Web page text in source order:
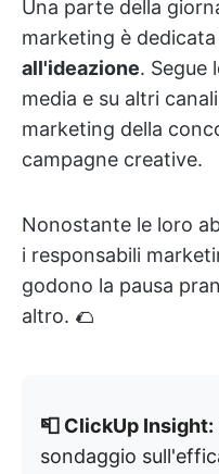
Una parte della
marketing è dedicata
all'ideazione. Segue
media e su altri
marketing della
campagne creative.
Nonostante le loro
i responsabili
godono la pausa
altro. 🌮
📮 ClickUp Insight:
sondaggio